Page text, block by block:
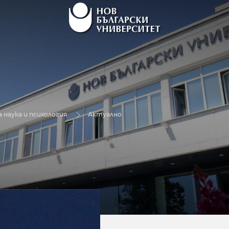
и психология Актуално